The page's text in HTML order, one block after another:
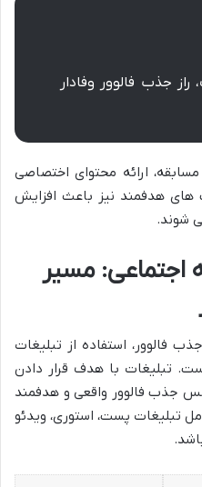
جذب فالوور وفادار
ارائه محتوای اختصاصی
های هدفمند نیز باعث افزایش
شوند.
اجتماعی: مسیر
فالوور، استفاده از تبلیغات
تبلیغات با هدف قرار دادن
جذب فالوور واقعی و هدفمند
تبلیغات پست، استوری، ویدئو